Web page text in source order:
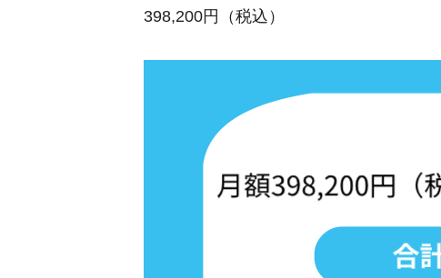
398,200円（税込）